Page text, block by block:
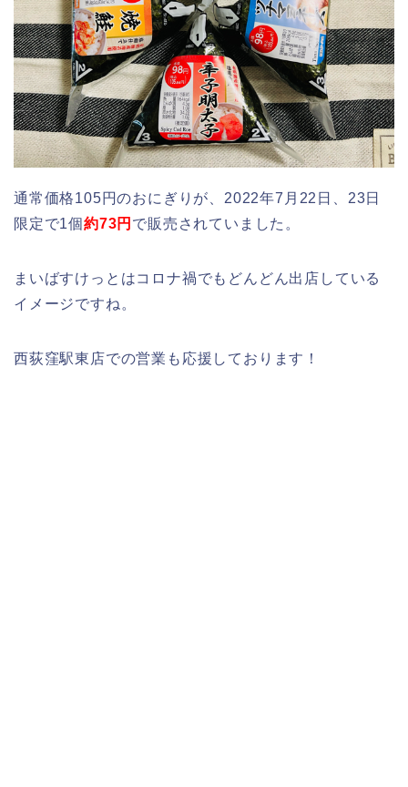
通常価格105円のおにぎりが、2022年7月22日、23日
限定で1個約73円 で販売されていました。
まいばすけっとはコロナ禍でもどんどん出店している
イメージですね。
西荻窪駅東店での営業も応援しております！